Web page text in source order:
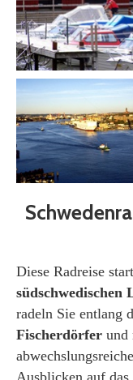
Diese Radreise
südschwedischen
radeln Sie entlang
Fischerdörfer und
Ausblicken auf das